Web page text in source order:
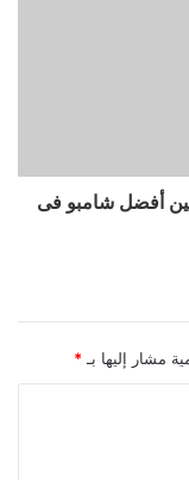
أفضل شامبو فى
مشار إليها بـ *